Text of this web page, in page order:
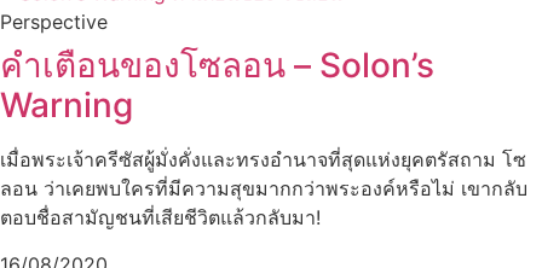
Perspective
คำเตือนของโซลอน – Solon’s
Warning
เมื่อพระเจ้าครีซัสผู้มั่งคั่งและทรงอำนาจที่สุดแห่งยุคตรัสถาม โซ
ลอน ว่าเคยพบใครที่มีความสุขมากกว่าพระองค์หรือไม่ เขากลับ
ตอบชื่อสามัญชนที่เสียชีวิตแล้วกลับมา!